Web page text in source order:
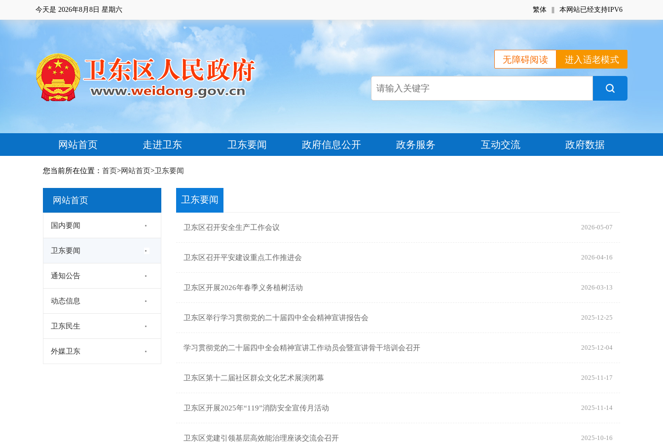
今天是 2026年8月8日 星期六 繁体 本网站已经支持IPV6
进入适老模式
无障碍阅读
网站首页 走进卫东 卫东要闻 政府信息公开 政务服务 互动交流 政府数据
您当前所在位置： 首页>网站首页>卫东要闻
网站首页
国内要闻
卫东要闻
通知公告
动态信息
卫东民生
外媒卫东
卫东要闻
卫东区召开安全生产工作会议 2026-05-07
卫东区召开平安建设重点工作推进会 2026-04-16
卫东区开展2026年春季义务植树活动 2026-03-13
卫东区举行学习贯彻党的二十届四中全会精神宣讲报告会 2025-12-25
学习贯彻党的二十届四中全会精神宣讲工作动员会暨宣讲骨干培训会召开 2025-12-04
卫东区第十二届社区群众文化艺术展演闭幕 2025-11-17
卫东区开展2025年“119”消防安全宣传月活动 2025-11-14
卫东区党建引领基层高效能治理座谈交流会召开 2025-10-16